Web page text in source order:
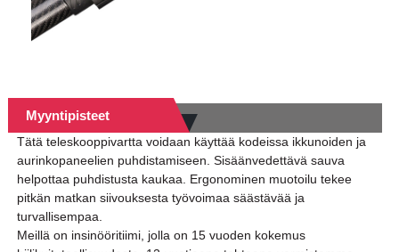
Myyntipisteet
Tätä teleskooppivartta voidaan käyttää kodeissa ikkunoiden ja
aurinkopaneelien puhdistamiseen. Sisäänvedettävä sauva
helpottaa puhdistusta kaukaa. Ergonominen muotoilu tekee
pitkän matkan siivouksesta työvoimaa säästävää ja
turvallisempaa.
Meillä on insinööritiimi, jolla on 15 vuoden kokemus